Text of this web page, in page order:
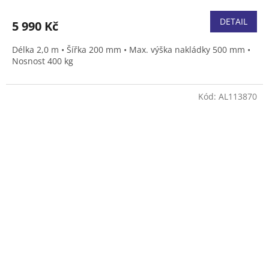
5 990 Kč DETAIL
Délka 2,0 m • Šířka 200 mm • Max. výška nakládky 500 mm •
Nosnost 400 kg
Kód: AL113870